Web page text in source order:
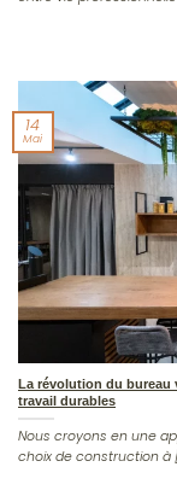
La révolution du bureau
travail durables
Nous croyons en une
choix de construction à
14
Mai